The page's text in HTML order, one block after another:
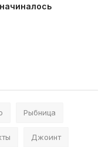
Рыбница
Джоинт